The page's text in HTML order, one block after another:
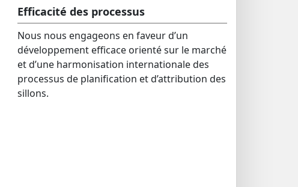
Efficacité des processus
Nous nous engageons en faveur d’un
développement efficace orienté sur le marché
et d’une harmonisation internationale des
processus de planification et d’attribution des
sillons.